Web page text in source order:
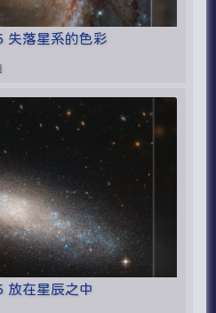
落星系的色彩
在星辰之中